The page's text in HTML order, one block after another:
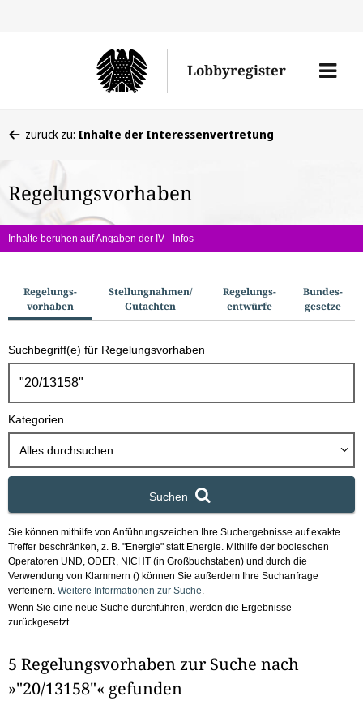
den
Lobbyregister
Menü
befinden
hier:
zurück zu: Inhalte der Interessenvertretung
Regelungsvorhaben
Inhalte beruhen auf Angaben der IV - Infos
u
c
h
o
Regelungs­
vorhaben
Stellungnahmen/​
Gutachten
Regelungs­
entwürfe
Bundes­
gesetze
Suchbegriff(e) für Regelungsvorhaben
Kategorien
Alles durchsuchen
Suchen
Sie können mithilfe von Anführungszeichen Ihre Suchergebnisse auf exakte
Treffer beschränken, z. B. "Energie" statt Energie. Mithilfe der booleschen
Operatoren UND, ODER, NICHT (in Großbuchstaben) und durch die
Verwendung von Klammern () können Sie außerdem Ihre Suchanfrage
verfeinern. Weitere Informationen zur Suche
Wenn Sie eine neue Suche durchführen, werden die Ergebnisse
zurückgesetzt.
5 Regelungsvorhaben zur Suche nach
»"20/13158"« gefunden